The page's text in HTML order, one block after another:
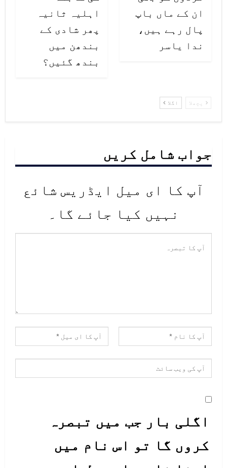
ان کے ماں باپ
پال رہے ہیں،
ندا یاسر
اہلیہ ثانیہ
پھر شادی کے
بندھن میں
بندھ گئیں؟
پچھلا اگلا
جواب شامل کریں
آپ کا ای میل ایڈریس شائع
نہیں کیا جائے گا۔
اگلی بار جب میں تبصرہ
کروں گا تو اس نام میں